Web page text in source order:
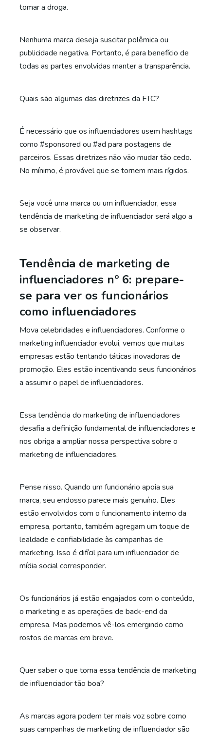
tomar a droga.
Nenhuma marca deseja suscitar polêmica ou
publicidade negativa. Portanto, é para benefício de
todas as partes envolvidas manter a transparência.
Quais são algumas das diretrizes da FTC?
É necessário que os influenciadores usem hashtags
como #sponsored ou #ad para postagens de
parceiros. Essas diretrizes não vão mudar tão cedo.
No mínimo, é provável que se tornem mais rígidos.
Seja você uma marca ou um influenciador, essa
tendência de marketing de influenciador será algo a
se observar.
Tendência de marketing de
influenciadores nº 6: prepare-
se para ver os funcionários
como influenciadores
Mova celebridades e influenciadores. Conforme o
marketing influenciador evolui, vemos que muitas
empresas estão tentando táticas inovadoras de
promoção. Eles estão incentivando seus funcionários
a assumir o papel de influenciadores.
Essa tendência do marketing de influenciadores
desafia a definição fundamental de influenciadores e
nos obriga a ampliar nossa perspectiva sobre o
marketing de influenciadores.
Pense nisso. Quando um funcionário apoia sua
marca, seu endosso parece mais genuíno. Eles
estão envolvidos com o funcionamento interno da
empresa, portanto, também agregam um toque de
lealdade e confiabilidade às campanhas de
marketing. Isso é difícil para um influenciador de
mídia social corresponder.
Os funcionários já estão engajados com o conteúdo,
o marketing e as operações de back-end da
empresa. Mas podemos vê-los emergindo como
rostos de marcas em breve.
Quer saber o que torna essa tendência de marketing
de influenciador tão boa?
As marcas agora podem ter mais voz sobre como
suas campanhas de marketing de influenciador são